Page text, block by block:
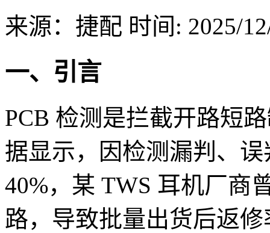
来源：捷配 时间: 2025/
一、引言
PCB 检测是拦截开路短
据显示，因检测漏判、
40%，某 TWS 耳机厂商
路，导致批量出货后返